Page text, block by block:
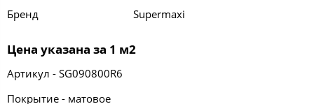
Бренд Supermaxi
Цена указана за 1 м2
Артикул - SG090800R6
Покрытие - матовое